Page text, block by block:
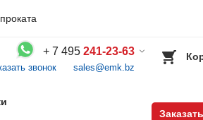
+ 7 495 241-23-63
звонок sales@emk.bz